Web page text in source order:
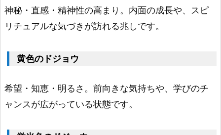
色
の
ジ
ウ
1.
神秘・直感・精神性の高まり。内面の成長や、スピ
リチュアルな気づきが訪れる兆しです。
黄色のドジョウ
希望・知恵・明るさ。前向きな気持ちや、学びのチ
ャンスが広がっている状態です。